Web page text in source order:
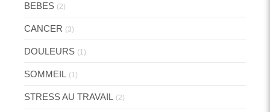
BEBES (2)
CANCER (3)
DOULEURS (1)
SOMMEIL (1)
STRESS AU TRAVAIL (2)